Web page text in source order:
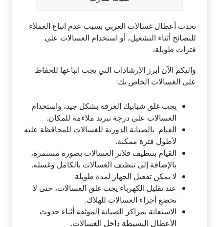
تحدث أعطال غسالات العربي بسبب عدم اتباع العملاء
للنصائح أثناء التشغيل، أو استخدام الغسالات على
فترات طويلة،
وإليكم الآن أبرز الإرشادات التي يجب اتباعها للحفاظ
على الغسالات الخاص بك:
يجب غلق شبابيك الغرفة بشكل جيد، واستخدام
الغسالات على درجة تبريد ملاءمة للمكان.
القيام بالصيانة الدورية للغسالات للمحافظة عليه
لأطول فترة ممكنة.
القيام بتنظيف فلاتر الغسالات بصورة مستمرة،
بالإضافة إلى تنظيف الغسالات بالكامل وغسله.
لا يمكن تفعيل الجهاز لمدة طويلة.
عند تقليل الكهرباء يجب غلق الغسالات، حتى لا
تخضع أجزاء الغسالات للهلاك.
الاستعانة بمراكز الصيانة الموثقة أثناء حدوث
الأعطال البسيطة داخل الغسالات.